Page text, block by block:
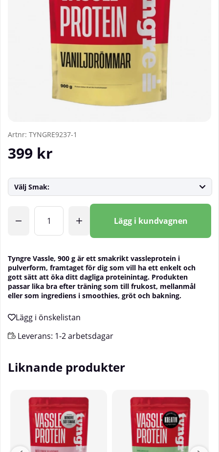
Artnr: TYNGRE9237-1
399 kr
Välj Smak:
Lägg i kundvagnen
Tyngre Vassle, 900 g är ett smakrikt vassleprotein i
pulverform, framtaget för dig som vill ha ett enkelt och
gott sätt att öka ditt dagliga proteinintag. Produkten
passar lika bra efter träning som till frukost, mellanmål
eller som ingrediens i smoothies, gröt och bakning.
Leverans: 1-2 arbetsdagar
Liknande produkter